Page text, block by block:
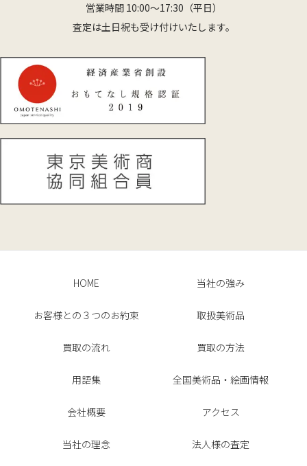
営業時間 10:00〜17:30（平日）
査定は土日祝も受け付けいたします。
HOME 当社の強み
お客様との３つのお約束 取扱美術品
買取の流れ 買取の方法
用語集 全国美術品・絵画情報
会社概要 アクセス
当社の理念 法人様の査定